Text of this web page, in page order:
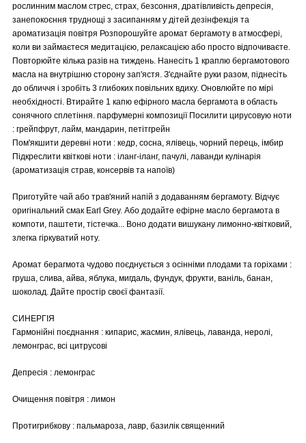
рослинним маслом стрес, страх, безсоння, дратівливість депресія,
занепокоєння труднощі з засипанням у дітей дезінфекція та
ароматизація повітря Розпорошуйте аромат бергамоту в атмосфері,
коли ви займаєтеся медитацією, релаксацією або просто відпочиваєте.
Повторюйте кілька разів на тиждень. Нанесіть 1 краплю бергамотового
масла на внутрішню сторону зап'ястя. З'єднайте руки разом, піднесіть
до обличчя і зробіть 3 глибоких повільних вдиху. Оновлюйте по мірі
необхідності. Втирайте 1 капю ефірного масла бергамота в область
сонячного сплетіння. парфумерні композиції Посилити цирусовую ноти
: грейпфрут, лайм, мандарин, петітгрейн
Пом'якшити деревні ноти : кедр, сосна, ялівець, чорний перець, імбир
Підкреслити квіткові ноти : іланг-іланг, пачулі, лаванди кулінарія
(ароматизація страв, консервів та напоїв)
Приготуйте чай або трав'яний напій з додаванням бергамоту. Відчує
оригінальний смак Earl Grey. Або додайте ефірне масло бергамота в
компоти, паштети, тістечка... Воно додати вишукану лимонно-квітковий,
злегка гіркуватий ноту.
Аромат берагмота чудово поєднується з осінніми плодами та горіхами :
груша, слива, айва, яблука, мигдаль, фундук, фрукти, ваніль, банан,
шоколад. Дайте простір своєї фантазії.
СИНЕРГІЯ
Гармонійні поєднання : кипарис, жасмин, ялівець, лаванда, неролі,
лемонграс, всі цитрусові
Депресія : лемонграс
Очищення повітря : лимон
Протигрибкову : пальмароза, лавр, базилік священний